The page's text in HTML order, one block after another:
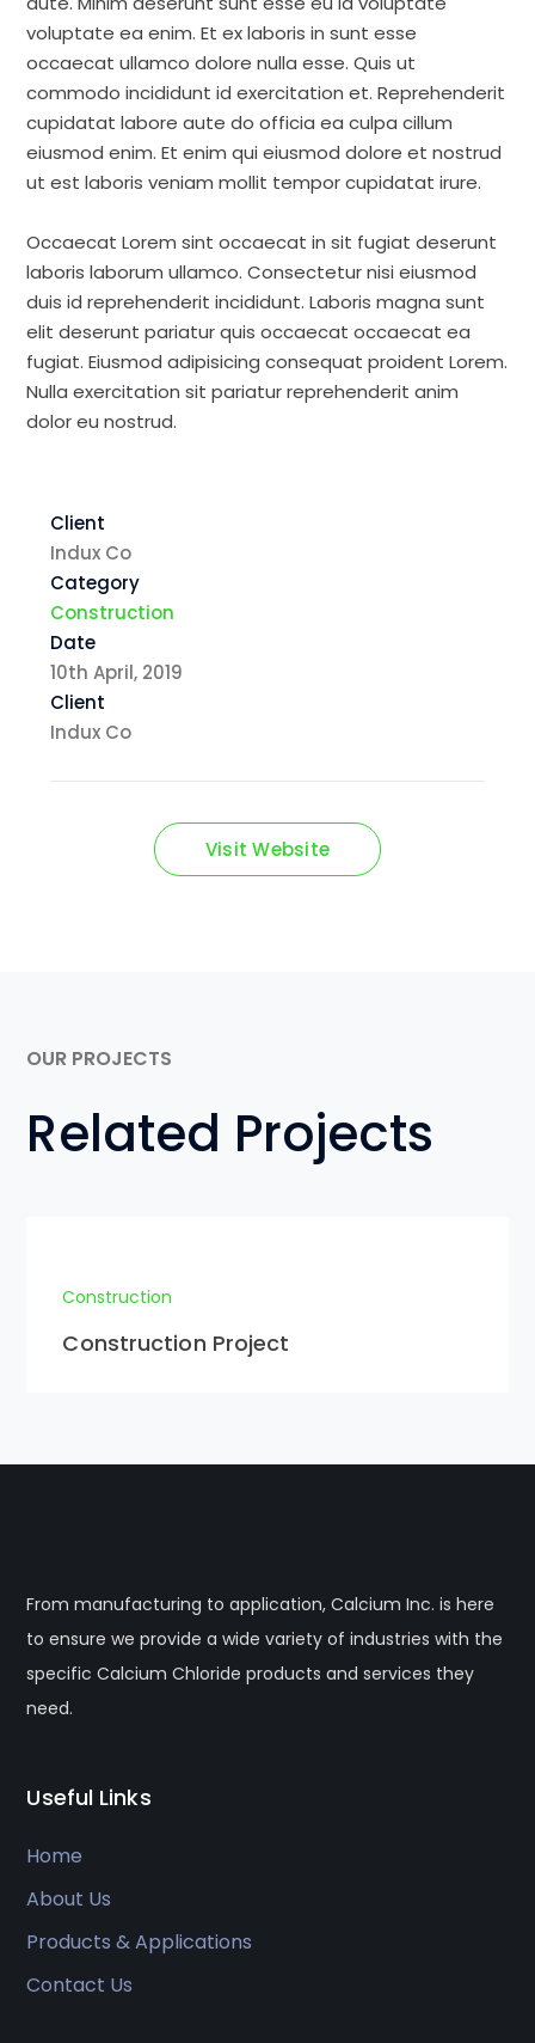
voluptate ea enim. Et ex laboris in sunt esse
occaecat ullamco dolore nulla esse. Quis ut
commodo incididunt id exercitation et. Reprehenderit
cupidatat labore aute do officia ea culpa cillum
eiusmod enim. Et enim qui eiusmod dolore et nostrud
ut est laboris veniam mollit tempor cupidatat irure.
Occaecat Lorem sint occaecat in sit fugiat deserunt
laboris laborum ullamco. Consectetur nisi eiusmod
duis id reprehenderit incididunt. Laboris magna sunt
elit deserunt pariatur quis occaecat occaecat ea
fugiat. Eiusmod adipisicing consequat proident Lorem.
Nulla exercitation sit pariatur reprehenderit anim
dolor eu nostrud.
Client
Indux Co
Category
Construction
Date
10th April, 2019
Client
Indux Co
Visit Website
OUR PROJECTS
Related Projects
Construction
Construction Project
From manufacturing to application, Calcium Inc. is here
to ensure we provide a wide variety of industries with the
specific Calcium Chloride products and services they
need.
Useful Links
Home
About Us
Products & Applications
Contact Us